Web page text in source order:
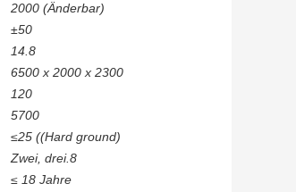
2000 (Änderbar)
±50
14.8
6500 x 2000 x 2300
120
5700
≤25 ((Hard ground)
Zwei, drei.8
≤ 18 Jahre